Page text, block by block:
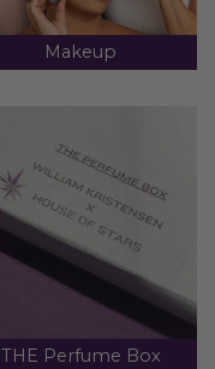
Makeup
THE Perfume Box